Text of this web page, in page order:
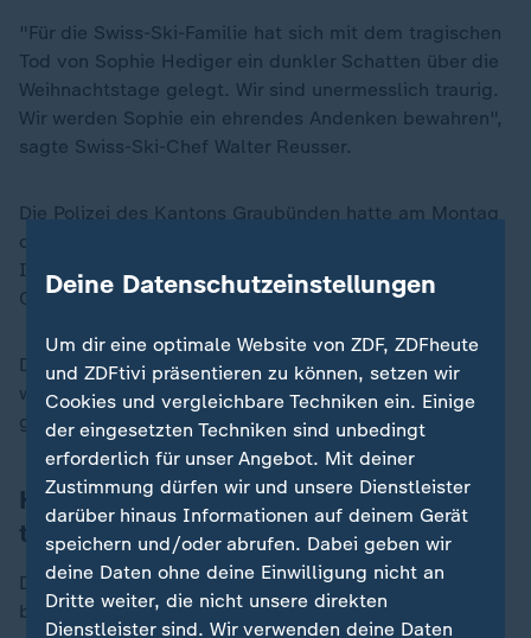
"Für die Swiss-Ski-Familie hat sich mit dem tragischen
Tod von Sophie Hediger ein dunkler Schatten über die
Weihnachtstage gelegt. Wir sind unermesslich traurig.
Wir werden Sophie ein ehrendes Andenken bewahren",
sagte Swiss-Ski-Chef Walter Reusser.
Die Polizei des Kantons Graubünden hatte am Montag
den Tod einer Snowboarderin mitgeteilt, ohne ihre
Identität bekanntzugeben. Demnach trainierte das
Opfer in Begleitung abseits der Piste.
Die Verschüttete sei erst nach zwei Stunden gefunden
worden, eine Reanimation sei nicht erfolgreich
gewesen.
Hediger hatte 2022 an Olympia
teilgenommen
Das Unglück ereignete sich nach Verbandsangaben
beim Freeriden, "einem geliebten Hobby" Hedigers.
Deine Datenschutzeinstellungen
Um dir eine optimale Website von ZDF, ZDFheute
und ZDFtivi präsentieren zu können, setzen wir
Cookies und vergleichbare Techniken ein. Einige
der eingesetzten Techniken sind unbedingt
erforderlich für unser Angebot. Mit deiner
Zustimmung dürfen wir und unsere Dienstleister
darüber hinaus Informationen auf deinem Gerät
speichern und/oder abrufen. Dabei geben wir
deine Daten ohne deine Einwilligung nicht an
Dritte weiter, die nicht unsere direkten
Dienstleister sind. Wir verwenden deine Daten